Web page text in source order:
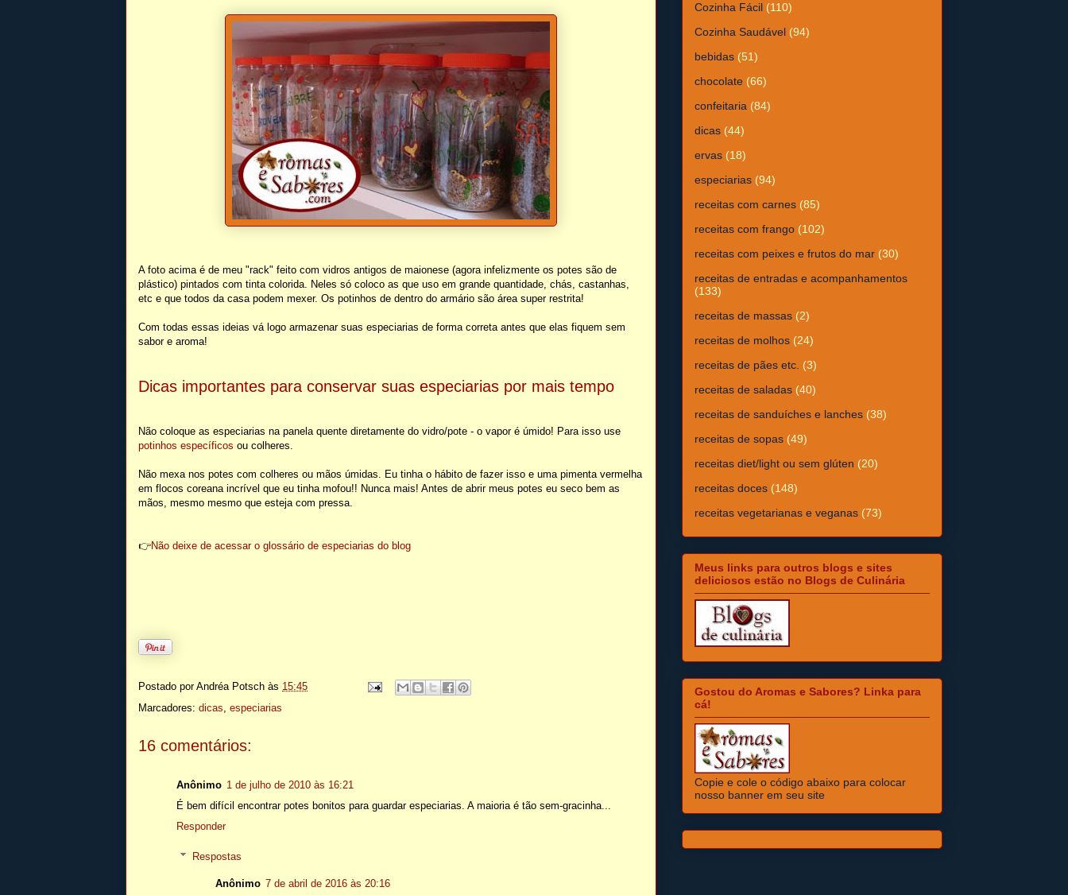
A foto acima é de meu "rack" feito com vidros antigos de maionese (agora infelizmente os potes são de
plástico) pintados com tinta colorida. Neles só coloco as que uso em grande quantidade, chás, castanhas,
etc e que todos da casa podem mexer. Os potinhos de dentro do armário são área super restrita!
Com todas essas ideias vá logo armazenar suas especiarias de forma correta antes que elas fiquem sem
sabor e aroma!
Dicas importantes para conservar suas especiarias por mais tempo
Não coloque as especiarias na panela quente diretamente do vidro/pote - o vapor é úmido! Para isso use
potinhos específicos ou colheres.
Não mexa nos potes com colheres ou mãos úmidas. Eu tinha o hábito de fazer isso e uma pimenta vermelha
em flocos coreana incrível que eu tinha mofou!! Nunca mais! Antes de abrir meus potes eu seco bem as
mãos, mesmo mesmo que esteja com pressa.
👉Não deixe de acessar o glossário de especiarias do blog
Postado porAndréa Potsch às 15:45
Marcadores: dicas especiarias
16 comentários:
Anônimo 1 de julho de 2010 às 16:21
É bem difícil encontrar potes bonitos para guardar especiarias. A maioria é tão sem-gracinha...
Responder
Respostas
Anônimo 7 de abril de 2016 às 20:16
Cozinha Fácil (110)
Cozinha Saudável (94)
bebidas (51)
chocolate (66)
confeitaria (84)
dicas (44)
ervas (18)
especiarias (94)
receitas com carnes (85)
receitas com frango (102)
receitas com peixes e frutos do mar (30)
receitas de entradas e acompanhamentos
(133)
receitas de massas (2)
receitas de molhos (24)
receitas de pães etc. (3)
receitas de saladas (40)
receitas de sanduíches e lanches (38)
receitas de sopas (49)
receitas diet/light ou sem glúten (20)
receitas doces (148)
receitas vegetarianas e veganas (73)
Meus links para outros blogs e sites
deliciosos estão no Blogs de Culinária
Gostou do Aromas e Sabores? Linka para
cá!
Copie e cole o código abaixo para colocar
nosso banner em seu site